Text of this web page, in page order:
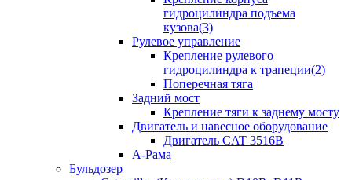
гидроцилиндра подъема
кузова(3)
Рулевое управление
Крепление рулевого
гидроцилиндра к трапеции(2)
Поперечная тяга
Задний мост
Крепление тяги к заднему мосту
Двигатель и навесное оборудование
Двигатель CAT 3516B
А-Рама
Бульдозер